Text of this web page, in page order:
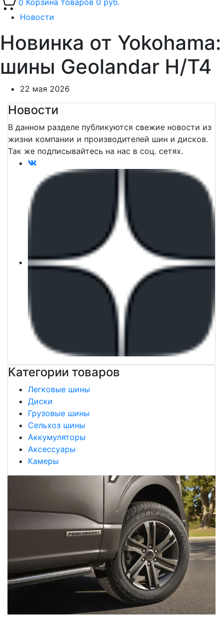
0 Корзина товаров 0 руб.
Новости
Новинка от Yokohama:
шины Geolandar H/T4
22 мая 2026
Новости
В данном разделе публикуются свежие новости из
жизни компании и производителей шин и дисков.
Так же подписывайтеcь на нас в соц. сетях.
Категории товаров
Легковые шины
Диски
Грузовые шины
Сельхоз шины
Аккумуляторы
Аксессуары
Камеры